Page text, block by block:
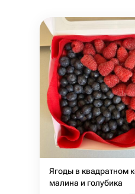
Ягоды в квадратном
малина и голубика